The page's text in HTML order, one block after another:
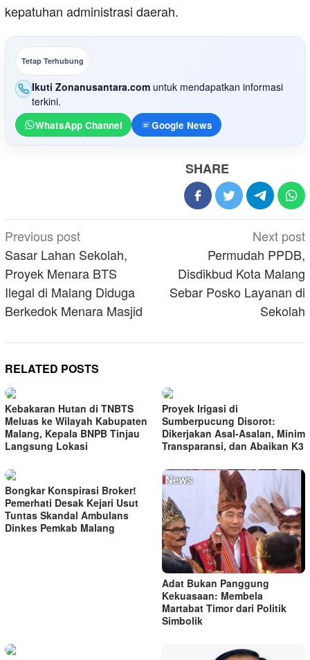
kepatuhan administrasi daerah.
Tetap Terhubung
Ikuti Zonanusantara.com untuk mendapatkan informasi
terkini.
WhatsApp Channel Google News
SHARE
Post
navigation
Previous post
Sasar Lahan Sekolah,
Proyek Menara BTS
Ilegal di Malang Diduga
Berkedok Menara Masjid
Next post
Permudah PPDB,
Disdikbud Kota Malang
Sebar Posko Layanan di
Sekolah
RELATED POSTS
Kebakaran Hutan di TNBTS
Meluas ke Wilayah Kabupaten
Malang, Kepala BNPB Tinjau
Langsung Lokasi
Proyek Irigasi di
Sumberpucung Disorot:
Dikerjakan Asal-Asalan, Minim
Transparansi, dan Abaikan K3
Bongkar Konspirasi Broker!
Pemerhati Desak Kejari Usut
Tuntas Skandal Ambulans
Dinkes Pemkab Malang
Adat Bukan Panggung
Kekuasaan: Membela
Martabat Timor dari Politik
Simbolik